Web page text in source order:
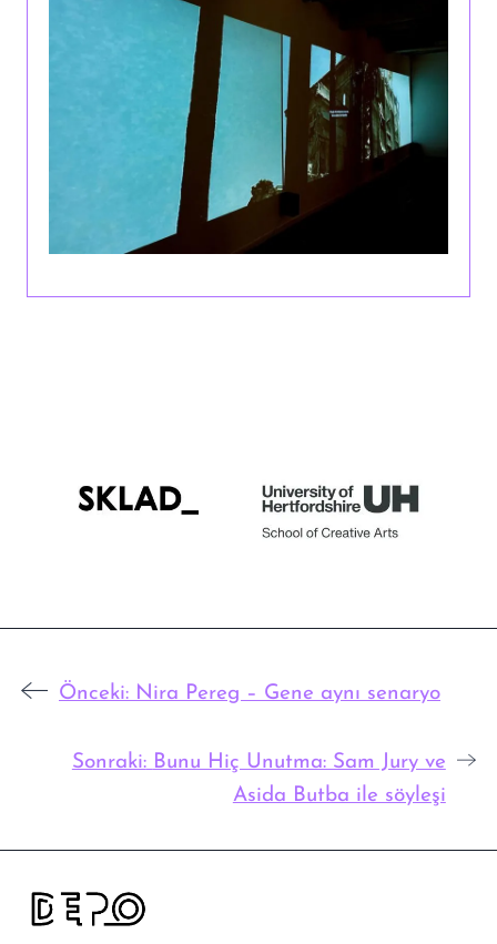
Önceki: Nira Pereg – Gene aynı senaryo
Sonraki: Bunu Hiç Unutma: Sam Jury ve
Asida Butba ile söyleşi